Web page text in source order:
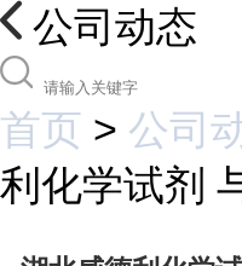
公司动态
首页 > 公司
利化学试剂